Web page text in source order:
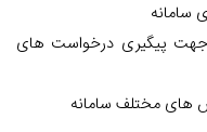
سامانه
جهت پیگیری درخواست های
های مختلف سامانه